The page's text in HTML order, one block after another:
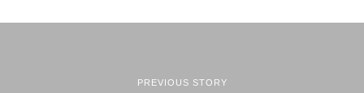
PREVIOUS STORY